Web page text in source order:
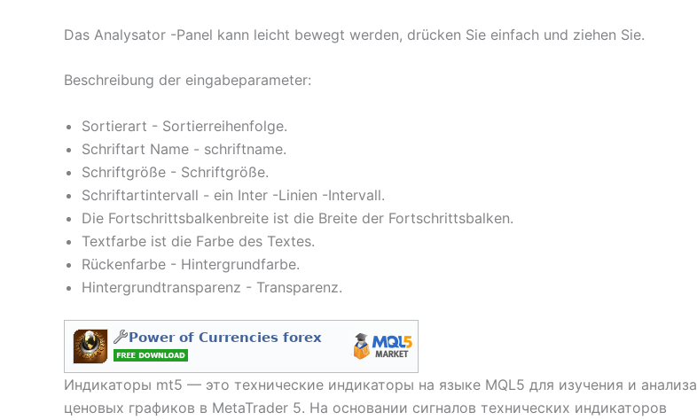
Das Analysator -Panel kann leicht bewegt werden, drücken Sie einfach und ziehen Sie.
Beschreibung der eingabeparameter:
Sortierart - Sortierreihenfolge.
Schriftart Name - schriftname.
Schriftgröße - Schriftgröße.
Schriftartintervall - ein Inter -Linien -Intervall.
Die Fortschrittsbalkenbreite ist die Breite der Fortschrittsbalken.
Textfarbe ist die Farbe des Textes.
Rückenfarbe - Hintergrundfarbe.
Hintergrundtransparenz - Transparenz.
Индикаторы mt5 — это технические индикаторы на языке MQL5 для изучения и анализа
ценовых графиков в MetaTrader 5. На основании сигналов технических индикаторов